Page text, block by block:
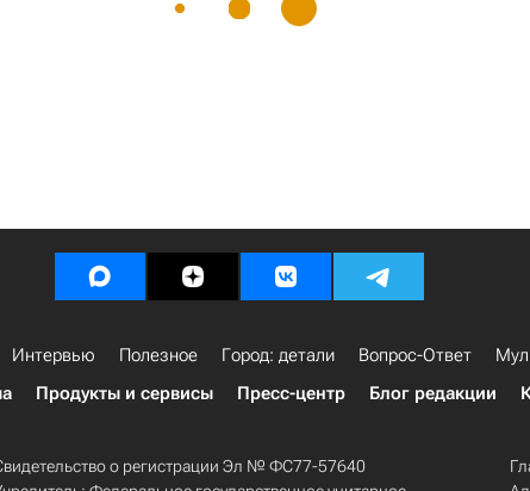
Интервью Полезное Город: детали Вопрос-Ответ
Продукты и сервисы Пресс-центр Блог редакции
о регистрации Эл № ФС77-57640